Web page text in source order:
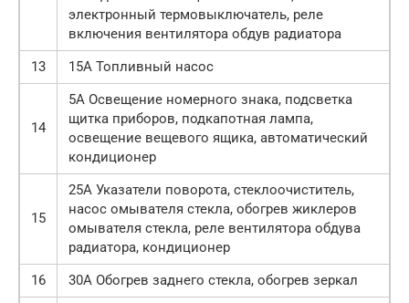
электронный термовыключатель, реле
включения вентилятора обдув радиатора
13
15А Топливный насос
14
5А Освещение номерного знака, подсветка
щитка приборов, подкапотная лампа,
освещение вещевого ящика, автоматический
кондиционер
15
25А Указатели поворота, стеклоочиститель,
насос омывателя стекла, обогрев жиклеров
омывателя стекла, реле вентилятора обдува
радиатора, кондиционер
16
30А Обогрев заднего стекла, обогрев зеркал